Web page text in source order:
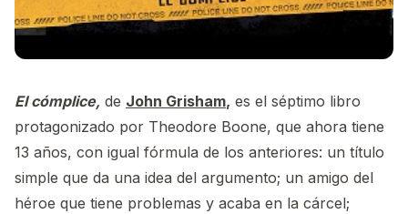
El cómplice, de John Grisham, es el séptimo libro
protagonizado por Theodore Boone, que ahora tiene
13 años, con igual fórmula de los anteriores: un título
simple que da una idea del argumento; un amigo del
héroe que tiene problemas y acaba en la cárcel;